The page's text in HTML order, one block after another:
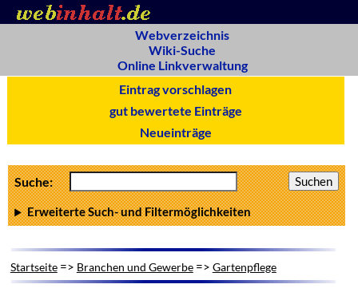
Webverzeichnis
Wiki-Suche
Online Linkverwaltung
Eintrag vorschlagen
gut bewertete Einträge
Neueinträge
Suche:
Erweiterte Such- und Filtermöglichkeiten
Startseite=> Branchen und Gewerbe=> Gartenpflege